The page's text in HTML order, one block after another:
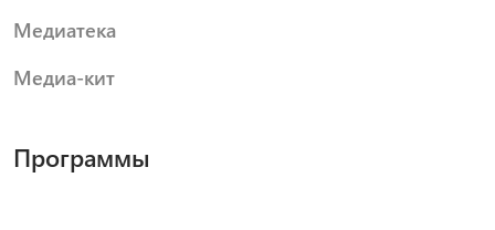
Медиатека
Медиа-кит
Программы